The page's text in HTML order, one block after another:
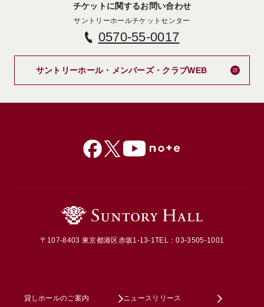
チケットに関するお問い合わせ
サントリーホールチケットセンター
0570-55-0017
サントリーホール・メンバーズ・クラブWEB
〒107-8403 東京都港区赤坂1-13-1TEL：03-3505-1001
貸しホールのご案内 ニュースリリース